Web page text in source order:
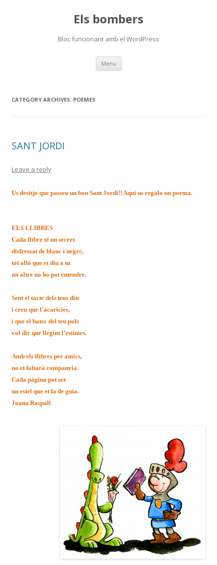
Els bombers
Bloc funcionant amb el WordPress
Menu Skip
content
CATEGORY ARCHIVES: POEMES
SANT JORDI
Leave a reply
Us desitjo que passeu un bon Sant Jordi!! Aquí us regalo un poema.
ELS LLIBRES
Cada llibre té un secret
disfressat de blanc i negre,
tot allò que et diu a tu
un altre no ho pot entendre.
Sent el tacte dels teus dits
i creu que l’acaricies,
i que el batec del teu pols
vol dir que llegint l’estimes.
Amb els llibres per amics,
no et faltarà companyia.
Cada pàgina pot ser
un estel que et fa de guia.
Joana Raspall